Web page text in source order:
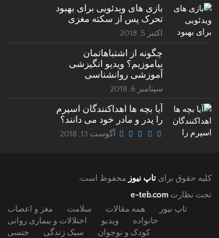
بازی های ویدئویی برای بهبود
تحرک پس از سکته مغزی
اکتبر 5, 2018
چگونه از اشتباهاتمان
بیاموزیم؟ ویدیو انگیزشی
آموزشی روانشناسی
سپتامبر 6, 2018
آیا بچه ها اهداکنندگان اسپرم
را پدر و مادر خود می دانند؟
آگوست 13, 2018
کلیه حقوق برای تاپ نیوز محفوظ است.
تحت نظارت e-teb.com
تاپ نیوز
همه مقالات سلامت
مغز و اعصاب
خانواده
ویدیو
اختلالات و بیماری روانی
کودک و نوجوان
سبک زندگی جنسی